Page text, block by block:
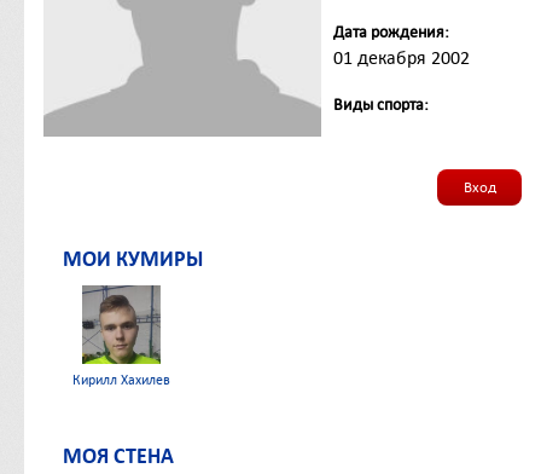
Дата рождения:
01 декабря 2002
Виды спорта:
Вход
МОИ КУМИРЫ
Кирилл Хахилев
МОЯ СТЕНА